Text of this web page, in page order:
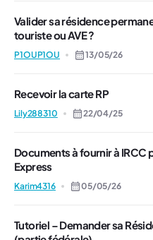
Valider sa résidence
touriste ou AVE ?
P1OUP1OU 13/05/26
Recevoir la carte RP
Lily288310 22/04/25
Documents à fournir à IRCC
Express
Karim4316 05/05/26
Tutoriel – Demander sa